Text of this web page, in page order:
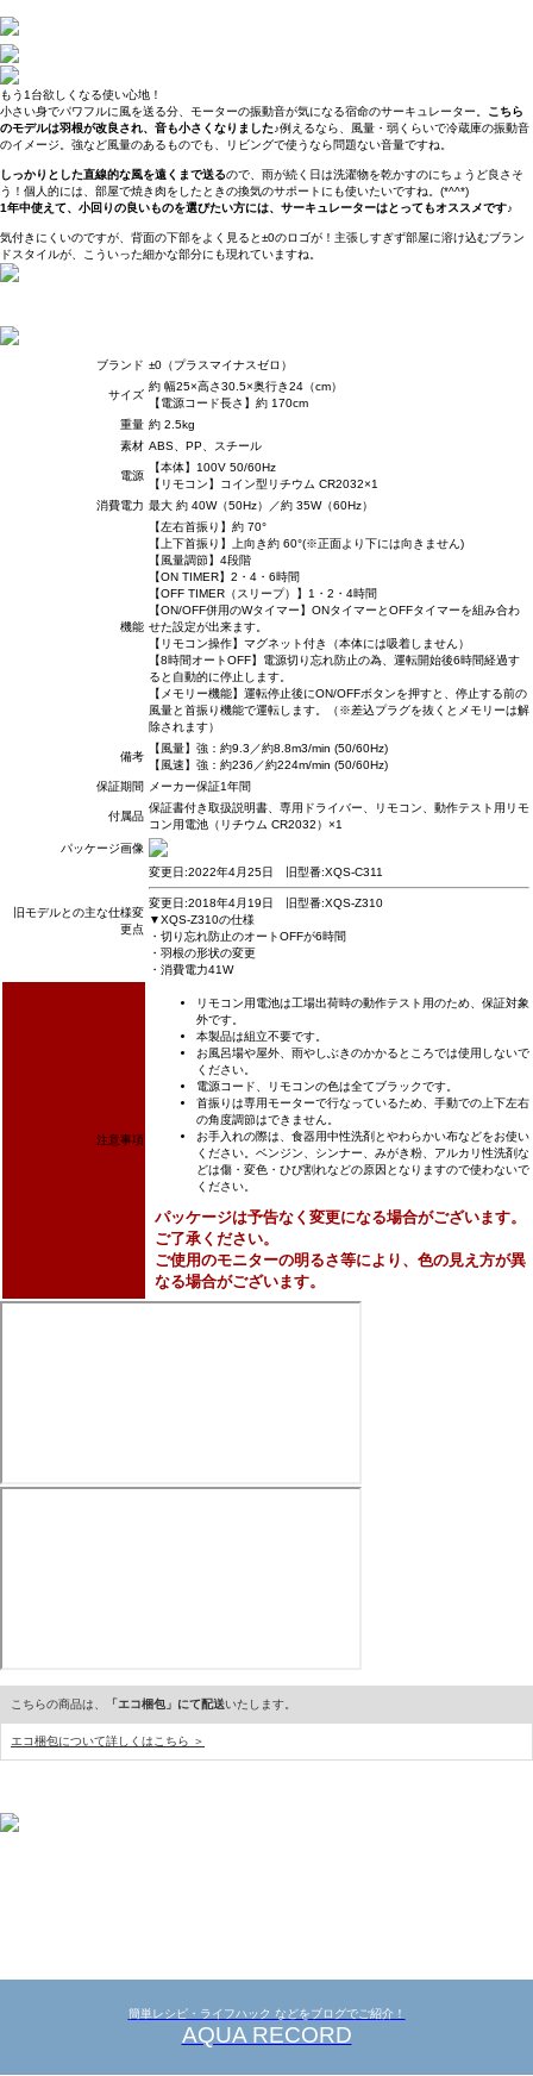
もう1台欲しくなる使い心地！
小さい身でパワフルに風を送る分、モーターの振動音が気になる宿命のサーキュレーター。 こちら
のモデルは羽根が改良され、音も小さくなりました♪例えるなら、風量・弱くらいで冷蔵庫の振動音
のイメージ。強など風量のあるものでも、リビングで使うなら問題ない音量ですね。
しっかりとした直線的な風を遠くまで送るので、雨が続く日は洗濯物を乾かすのにちょうど良さそ
う！個人的には、部屋で焼き肉をしたときの換気のサポートにも使いたいですね。(*^^*)
1年中使えて、小回りの良いものを選びたい方には、サーキュレーターはとってもオススメです♪
気付きにくいのですが、背面の下部をよく見ると±0のロゴが！主張しすぎず部屋に溶け込むブラン
ドスタイルが、こういった細かな部分にも現れていますね。
ブランド ±0（プラスマイナスゼロ）
サイズ
約 幅25×高さ30.5×奥行き24（cm）
【電源コード長さ】約 170cm
重量 約 2.5kg
素材 ABS、PP、スチール
電源
【本体】100V 50/60Hz
【リモコン】コイン型リチウム CR2032×1
消費電力 最大 約 40W（50Hz）／約 35W（60Hz）
機能
【左右首振り】約 70°
【上下首振り】上向き約 60°(※正面より下には向きません)
【風量調節】4段階
【ON TIMER】2・4・6時間
【OFF TIMER（スリープ）】1・2・4時間
【ON/OFF併用のWタイマー】ONタイマーとOFFタイマーを組み合わ
せた設定が出来ます。
【リモコン操作】マグネット付き（本体には吸着しません）
【8時間オートOFF】電源切り忘れ防止の為、運転開始後6時間経過す
ると自動的に停止します。
【メモリー機能】運転停止後にON/OFFボタンを押すと、停止する前の
風量と首振り機能で運転します。（※差込プラグを抜くとメモリーは解
除されます）
備考
【風量】強：約9.3／約8.8m3/min (50/60Hz)
【風速】強：約236／約224m/min (50/60Hz)
保証期間
メーカー保証1年間
付属品
保証書付き取扱説明書、専用ドライバー、リモコン、動作テスト用リモ
コン用電池（リチウム CR2032）×1
パッケージ画像
旧モデルとの主な仕様変
更点
変更日:2022年4月25日 旧型番:XQS-C311
変更日:2018年4月19日 旧型番:XQS-Z310
▼XQS-Z310の仕様
・切り忘れ防止のオートOFFが6時間
・羽根の形状の変更
・消費電力41W
注意事項
リモコン用電池は工場出荷時の動作テスト用のため、保証対象
外です。
本製品は組立不要です。
お風呂場や屋外、雨やしぶきのかかるところでは使用しないで
ください。
電源コード、リモコンの色は全てブラックです。
首振りは専用モーターで行なっているため、手動での上下左右
の角度調節はできません。
お手入れの際は、食器用中性洗剤とやわらかい布などをお使い
ください。ベンジン、シンナー、みがき粉、アルカリ性洗剤な
どは傷・変色・ひび割れなどの原因となりますので使わないで
ください。
パッケージは予告なく変更になる場合がございます。
ご了承ください。
ご使用のモニターの明るさ等により、色の見え方が異
なる場合がございます。
こちらの商品は、 「エコ梱包」にて配送いたします。
エコ梱包について詳しくはこちら ＞
簡単レシピ・ライフハック などをブログでご紹介！
AQUA RECORD